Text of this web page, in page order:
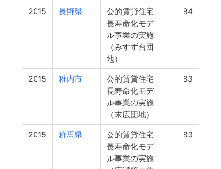
2015 長野県
公的賃貸住宅
長寿命化モデ
ル事業の実施
（みすず台団
地）
84
2015 稚内市
公的賃貸住宅
長寿命化モデ
ル事業の実施
（末広団地）
83
2015 群馬県
公的賃貸住宅
長寿命化モデ
ル事業の実施
83